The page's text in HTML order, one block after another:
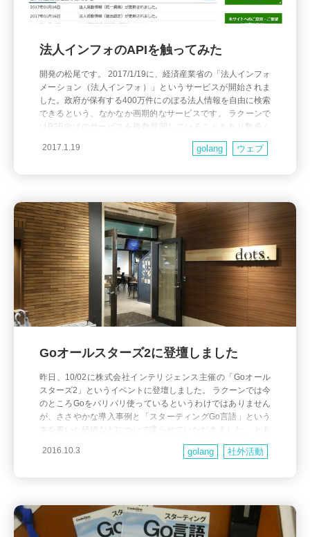
法人インフォのAPIを触ってみた
開発の松尾です。 2017/1/19に、経済産業省の「法人インフォ
メーション（法人インフォ）」というサービスが開始されま
した。政府が保有する400万件にのぼる法人情報を自由に検索
できるという、なかなか画期的なサービスです。 ラクーンで
はB2B向けのサービスを複数展開していることもあり数多く
の企業情報を取り扱います、政府によって一元化された企業
情報に自由にアクセスできるというのは、ラク
2017.1.19 ウェブ
golang
Goオールスターズ2に登壇しました
昨日、10/02に株式会社インテリジェンス主催の「Goオール
スターズ2」というイベントに登壇しました。 ラクーンでは今
のところGoをバリバリ使っているというわけではありません
が、ささやかな導入事例と「スターティングGo言語」という
本を書いた経緯などについて喋らせていただきました。 とあ
るBtoB企業でGoを使ってみた話 from Aiga Matsuo また、登壇
者5人の
2016.10.3 社外活動
golang